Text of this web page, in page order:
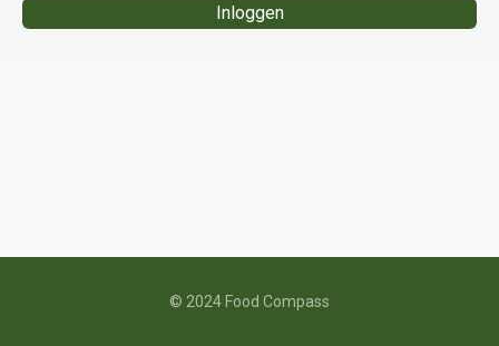
© 2024 Food Compass